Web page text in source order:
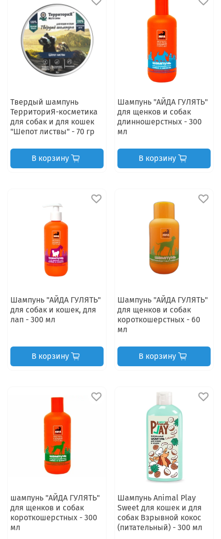
Твердый шампунь
ТерриториЯ-косметика
для собак и для кошек
"Шепот листвы" - 70 гр
В корзину
Шампунь "АЙДА ГУЛЯТЬ"
для щенков и собак
длинношерстных - 300
мл
В корзину
Шампунь "АЙДА ГУЛЯТЬ"
для собак и кошек, для
лап - 300 мл
В корзину
Шампунь "АЙДА ГУЛЯТЬ"
для щенков и собак
короткошерстных - 60
мл
В корзину
шампунь "АЙДА ГУЛЯТЬ"
для щенков и собак
короткошерстных - 300
мл
Шампунь Animal Play
Sweet для кошек и для
собак Взрывной кокос
(питательный) - 300 мл